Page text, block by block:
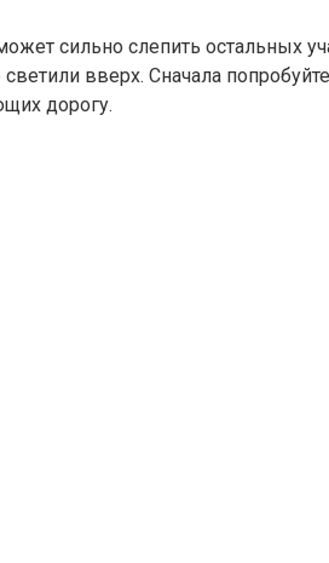
сильно слепить остальных
вверх. Сначала
дорогу.